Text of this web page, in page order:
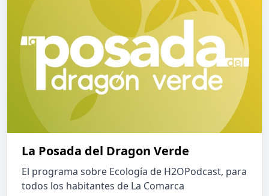
La Posada del Dragon Verde
El programa sobre Ecología de H2OPodcast, para
todos los habitantes de La Comarca